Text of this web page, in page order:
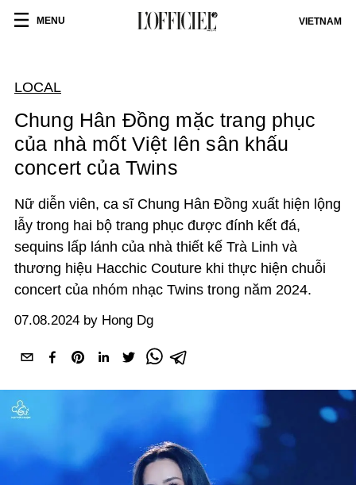
MENU VIETNAM
LOCAL
Chung Hân Đồng mặc trang phục
của nhà mốt Việt lên sân khấu
concert của Twins
Nữ diễn viên, ca sĩ Chung Hân Đồng xuất hiện lộng
lẫy trong hai bộ trang phục được đính kết đá,
sequins lấp lánh của nhà thiết kế Trà Linh và
thương hiệu Hacchic Couture khi thực hiện chuỗi
concert của nhóm nhạc Twins trong năm 2024.
07.08.2024 by Hong Dg